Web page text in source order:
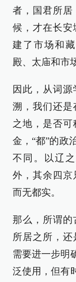
者，国君所居
候，才在长安
建了市场和
殿、太庙和市
因此，从词
溯，我们还是
之地，是否可
金，“都”的政
不同。以辽
外，其余四京
而无都实。
那么，所谓的
所居之所，
需要进一步明
泛使用，但有